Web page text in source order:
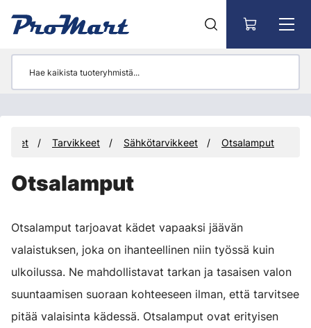
Tarvikkeet Sähkötarvikkeet Otsalamput
Otsalamput
Otsalamput tarjoavat kädet vapaaksi jäävän
valaistuksen, joka on ihanteellinen niin työssä kuin
ulkoilussa. Ne mahdollistavat tarkan ja tasaisen valon
suuntaamisen suoraan kohteeseen ilman, että tarvitsee
pitää valaisinta kädessä. Otsalamput ovat erityisen